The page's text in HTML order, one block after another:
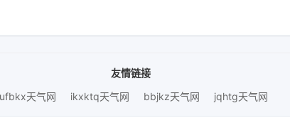
友情链接
天气网
ikxktq天气网 bbjkz天气网 jqhtg天气网